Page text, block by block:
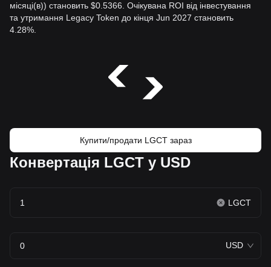
місяці(в)) становить $0.5366. Очікувана ROI від інвестування
та утримання Legacy Token до кінця Jun 2027 становить
4.28%.
Купити/продати LGCT зараз
Конвертація LGCT у USD
LGCT
USD